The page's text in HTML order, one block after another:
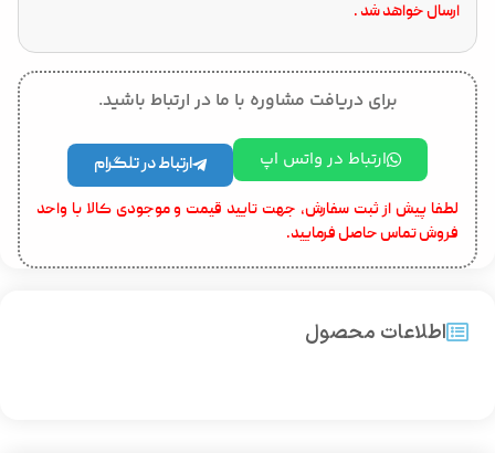
ارسال خواهد شد .
برای دریافت مشاوره با ما در ارتباط باشید.
ارتباط در واتس اپ ارتباط در تلگرام
لطفا پیش از ثبت سفارش، جهت تایید قیمت و موجودی کالا با واحد
فروش تماس حاصل فرمایید.
اطلاعات محصول